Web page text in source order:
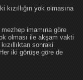
yok olmasına
imamına göre
olması ile akşam vakti
sonraki
iki görüşe göre de